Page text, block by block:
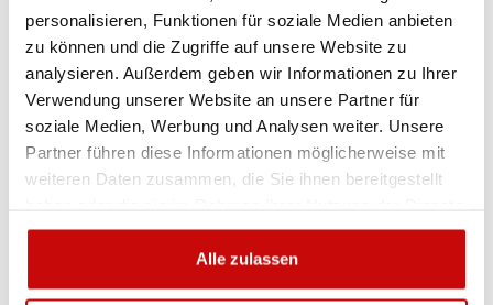
personalisieren, Funktionen für soziale Medien anbieten
zu können und die Zugriffe auf unsere Website zu
analysieren. Außerdem geben wir Informationen zu Ihrer
Verwendung unserer Website an unsere Partner für
soziale Medien, Werbung und Analysen weiter. Unsere
Partner führen diese Informationen möglicherweise mit
weiteren Daten zusammen, die Sie ihnen bereitgestellt
gesammelt haben.
Alle zulassen
Lieferrichtlinie
Rückgabebestimmungen
Datenschutzrichtlinie
KOSTENLOSER VERSAND!